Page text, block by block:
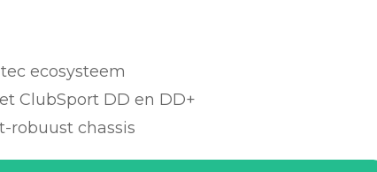
ecosysteem
ClubSport DD en DD+
robuust chassis